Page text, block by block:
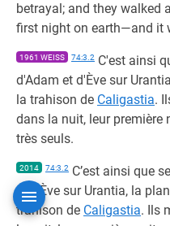
betrayal; and they walked
first night on earth—and it
1961 WEISS 74:3.2 C'est ainsi
d'Adam et d'Ève sur
la trahison de Caligastia.
dans la nuit, leur
très seuls.
2014 74:3.2 C’est ainsi que
et d’Ève sur Urantia, la
trahison de Caligastia. Ils